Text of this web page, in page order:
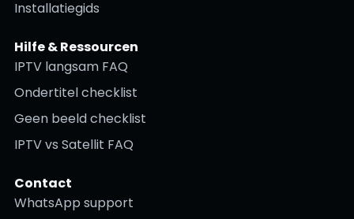
Installatiegids
Hilfe & Ressourcen
IPTV langsam FAQ
Ondertitel checklist
Geen beeld checklist
IPTV vs Satellit FAQ
Contact
WhatsApp support